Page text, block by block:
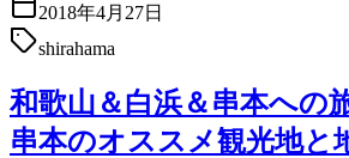
2018年4月27日
shirahama
和歌山＆白浜＆串本への
串本のオススメ観光地と